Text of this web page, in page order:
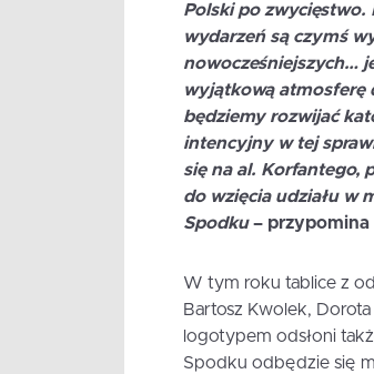
Polski po zwycięstwo.
wydarzeń są czymś
nowocześniejszych…
wyjątkową atmosferę
będziemy rozwijać
intencyjny w tej
się na al. Korfantego,
do wzięcia udziału w
Spodku– przypomina
W tym roku tablice z
Bartosz Kwolek, Dorota
logotypem odsłoni
Spodku odbędzie się